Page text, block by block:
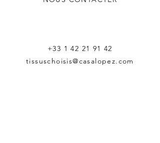
+33 1 42 21 91 42
tissuschoisis@casalopez.com